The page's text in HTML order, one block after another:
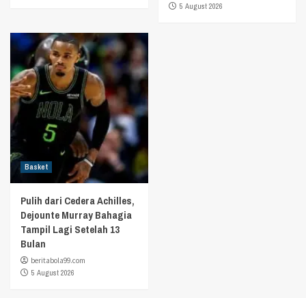
5 August 2026
Basket
Pulih dari Cedera Achilles,
Dejounte Murray Bahagia
Tampil Lagi Setelah 13
Bulan
beritabola99.com
5 August 2026